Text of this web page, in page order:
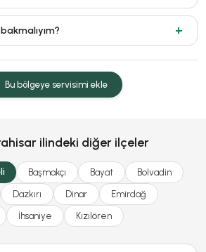
Bu bölgeye servisimi ekle
ilindeki diğer ilçeler
Başmakçı Bayat Bolvadin
Dazkırı Dinar Emirdağ
İhsaniye Kızılören